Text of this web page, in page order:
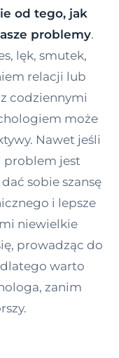
od tego, jak
problemy.
lęk, smutek,
relacji lub
codziennymi
może
Nawet jeśli
problem jest
sobie szansę
i lepsze
niewielkie
prowadząc do
warto
zanim